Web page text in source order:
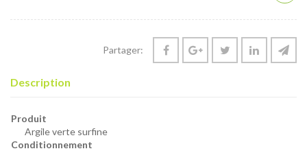
Partager:
Description
Produit
Argile verte surfine
Conditionnement